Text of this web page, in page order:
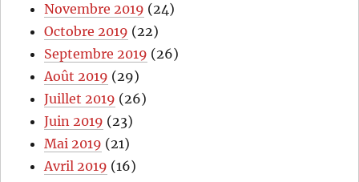
Novembre 2019 (24)
Octobre 2019 (22)
Septembre 2019 (26)
Août 2019 (29)
Juillet 2019 (26)
Juin 2019 (23)
Mai 2019 (21)
Avril 2019 (16)